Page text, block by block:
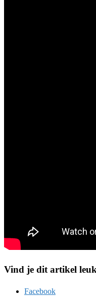
Vind je dit artikel
Facebook